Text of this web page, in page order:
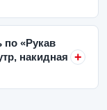
по «Рукав
накидная